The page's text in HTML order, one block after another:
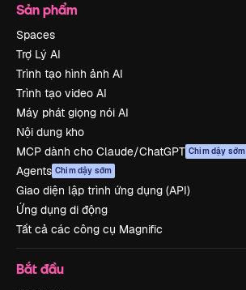
Sản phẩm
Spaces
Trợ Lý AI
Trình tạo hình ảnh AI
Trình tạo video AI
Máy phát giọng nói AI
Nội dung kho
MCP dành cho Claude/ChatGPT Chim dậy sớm
Agents Chim dậy sớm
Giao diện lập trình ứng dụng (API)
Ứng dụng di động
Tất cả các công cụ Magnific
Bắt đầu